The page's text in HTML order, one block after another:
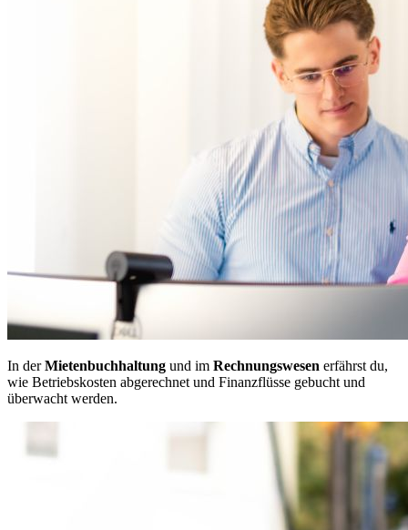
In derMietenbuchhaltung und im Rechnungswesen erfährst du,
wie Betriebskosten abgerechnet und Finanzflüsse gebucht und
überwacht werden.